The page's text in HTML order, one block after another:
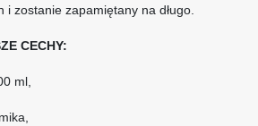
i zostanie zapamiętany na długo.
CECHY:
ml,